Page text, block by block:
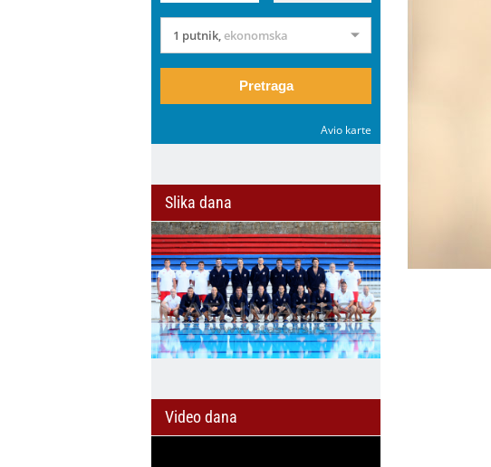
1 putnik,ekonomska
Pretraga
Avio karte
Slika dana
Video dana